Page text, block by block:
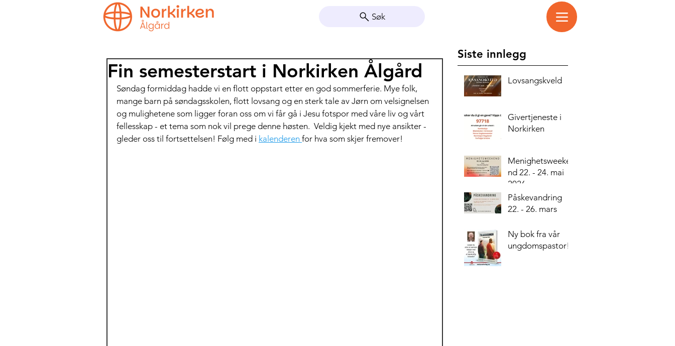
Søk
Fin semesterstart i Norkirken Ålgård
Søndag formiddag hadde vi en flott oppstart etter en god sommerferie. Mye folk,
mange barn på søndagsskolen, flott lovsang og en sterk tale av Jørn om velsignelsen
og mulighetene som ligger foran oss om vi får gå i Jesu fotspor med våre liv og vårt
fellesskap - et tema som nok vil prege denne høsten.  Veldig kjekt med nye ansikter -
gleder oss til fortsettelsen! Følg med i kalenderen for hva som skjer fremover!
Siste innlegg
Lovsangskveld
Givertjeneste i
Norkirken
Menighetsweeke
nd 22. - 24. mai
2026
Påskevandring
22. - 26. mars
Ny bok fra vår
ungdomspastor!